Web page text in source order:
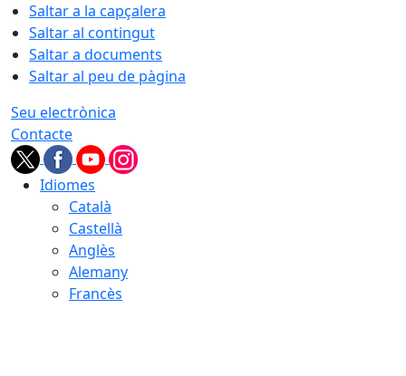
Saltar a la capçalera
Saltar al contingut
Saltar a documents
Saltar al peu de pàgina
Seu electrònica
Contacte
Idiomes
Català
Castellà
Anglès
Alemany
Francès